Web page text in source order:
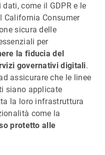
come il GDPR e le
California Consumer
sicura delle
per
la fiducia del
governativi digitali.
assicurare che le linee
siano applicate
la loro infrastruttura
come la
protetto alle